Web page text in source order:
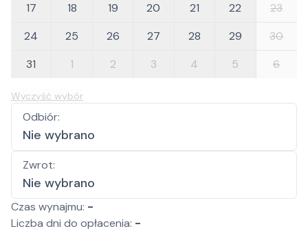
17
18 19 20 21 22
23
24
25 26 27 28 29
30
31
1 2 3 4 5 6
Wyczyść wybór
Odbiór:
Nie wybrano
Zwrot:
Nie wybrano
Czas wynajmu: -
Liczba dni do opłacenia: -